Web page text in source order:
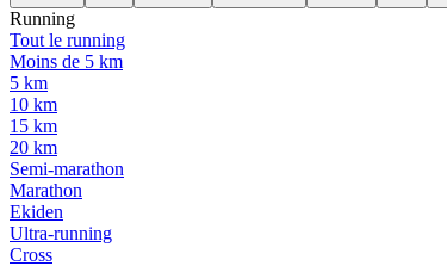
Running
Tout le running
Moins de 5 km
5 km
10 km
15 km
20 km
Semi-marathon
Marathon
Ekiden
Ultra-running
Cross